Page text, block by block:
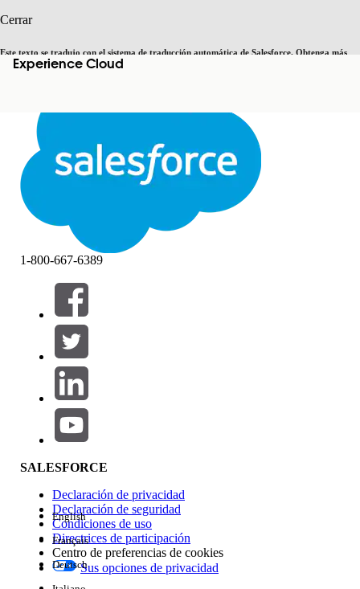
Cerrar
Este texto se tradujo con el sistema de traducción automática de Salesforce. Obtenga más
detallesaquí Cambiar a inglés
Cerrar Cerrar
Experience Cloud
Filtros (0)
SELECCIONAR FILTROS
Área de productos
Repercusión de función
Edición
1-800-667-6389
SALESFORCE
Declaración de privacidad
Declaración de seguridad
Condiciones de uso
Directrices de participación
Centro de preferencias de cookies
Sus opciones de privacidad
English
Français
Deutsch